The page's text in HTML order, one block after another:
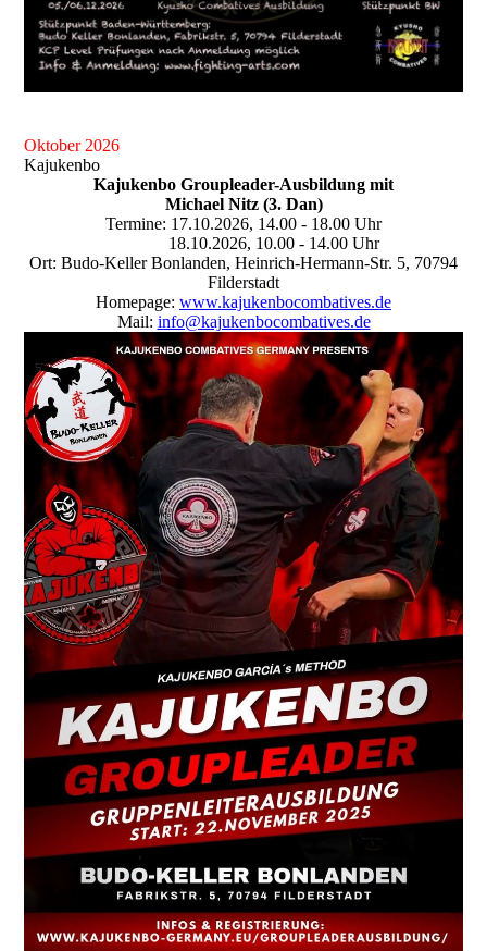
Oktober 2026
Kajukenbo
Kajukenbo Groupleader-Ausbildung mit
Michael Nitz (3. Dan)
Termine: 17.10.2026, 14.00 - 18.00 Uhr
18.10.2026, 10.00 - 14.00 Uhr
Ort: Budo-Keller Bonlanden, Heinrich-Hermann-Str. 5, 70794
Filderstadt
Homepage: www.kajukenbocombatives.de
Mail: info@kajukenbocombatives.de